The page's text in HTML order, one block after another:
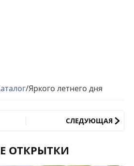
/Яркого летнего дня
СЛЕДУЮЩАЯ
ОТКРЫТКИ